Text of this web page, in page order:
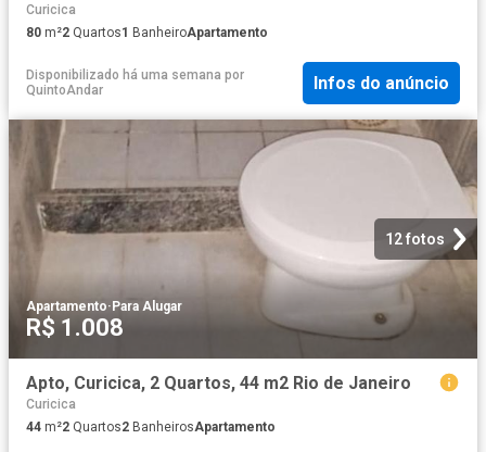
Curicica
80 m²2 Quartos1 BanheiroApartamento
Disponibilizado há uma semana por
QuintoAndar
Infos do anúncio
12 fotos
Apartamento· Para Alugar
R$ 1.008
Apto, Curicica, 2 Quartos, 44 m2 Rio de Janeiro
Curicica
44 m²2 Quartos2 BanheirosApartamento